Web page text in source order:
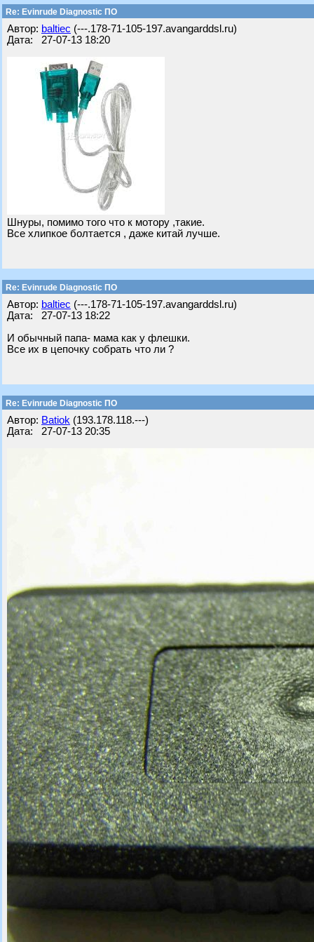
Re: Evinrude Diagnostic ПО
Автор: baltiec (---.178-71-105-197.avangarddsl.ru)
Дата: 27-07-13 18:20
Шнуры, помимо того что к мотору ,такие.
Все хлипкое болтается , даже китай лучше.
Re: Evinrude Diagnostic ПО
Автор: baltiec (---.178-71-105-197.avangarddsl.ru)
Дата: 27-07-13 18:22
И обычный папа- мама как у флешки.
Все их в цепочку собрать что ли ?
Re: Evinrude Diagnostic ПО
Автор: Batiok (193.178.118.---)
Дата: 27-07-13 20:35